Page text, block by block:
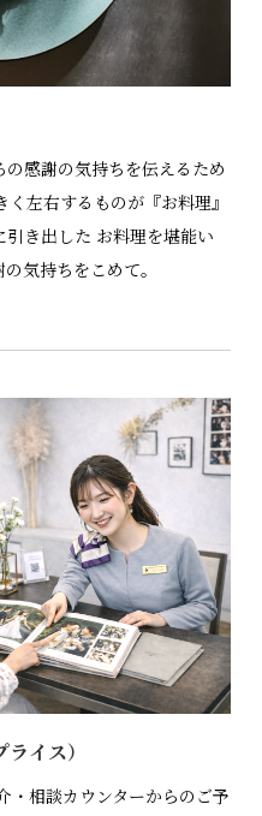
感謝の気持ちを伝えるため
左右するものが『お料理』
き出した お料理を堪能い
気持ちをこめて。
イス）
・相談カウンターからのご予